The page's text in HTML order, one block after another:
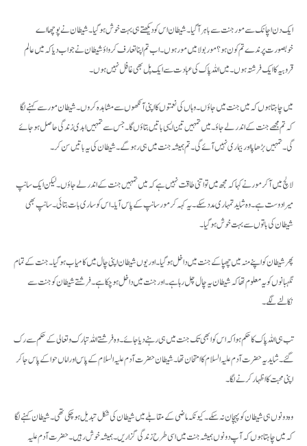
ایک دن اچانک سے مور جنت سے باہر آگیا۔ شیطان اس کو دیکھتے ہی بہت خوش ہو گیا۔ شیطان نے پوچھا اے
خوبصورت پرندے تم کون ہو؟ مور بولا میں مور ہوں۔ اب تم اپنا تعارف کرواؤ شیطان نے جواب دیا کہ میں عالم
قروبیہ کا ایک فرشتہ ہوں۔ میں اللہ پاک کی عبادت سے ایک پل بھی غافل نہیں ہوں۔
میں چاہتا ہوں کہ میں جنت میں جاؤں۔ وہاں کی نعمتوں کا اپنی آنکھوں سے مشاہدہ کروں۔ شیطان مور سےکہنے لگا
کہ تم مجھے جنت کے اندر لے جاؤ۔ میں تمہیں تین ایسی باتیں بتاؤں گا۔ جس سے تمہیں ابدی زندگی حاصل ہو جائے
گی۔ تمہیں بڑھاپا اور بیماری نہیں آئے گی۔ تم ہمیشہ جنت میں ہی رہو گے۔ شیطان کی یہ باتیں سن کر۔
لالچ میں آ کر مور نے کہا کہ مجھ میں تو اتنی طاقت نہیں ہے کہ میں تمہیں جنت کے اندر لے جاؤں۔ لیکن ایک سانپ
میرا دوست ہے۔ وہ شاید تمہاری مدد سکے۔ یہ کہہ کر مور سانپ کے پاس آیا۔ اس کو ساری بات بتائی۔ سانپ بھی
شیطان کی باتوں سے بہت خوش ہو گیا۔
پھر شیطان کو اپنے منہ میں چھپا کے جنت میں داخل ہو گیا۔ اور یوں شیطان اپنی چال میں کامیاب ہو گیا۔ جنت کے تمام
نگہبانوں کو یہ معلوم تھا کہ شیطان یہ چال چل رہا ہے۔ اور جنت میں داخل ہو چکا ہے۔ فرشتے شیطان کو جنت سے
نکالنے لگے۔
تب ہی اللہ پاک کا حکم ہوا کہ اس کو ابھی تک جنت میں ہی رہنے دیا جائے۔ وہ فرشتے اللہ تبارک و تعالی کے حکم سے رک
گئے۔ شاید یہ حضرت آدم علیہ السلام کا امتحان تھا۔ شیطان حضرت آدم علیہ السلام کے پاس اور اماں حوا کے پاس جا کر
اپنی محبت کا اظہار کرنے لگا۔
وہ دونوں ہی شیطان کو پہچان نہ سکے۔ کیونکہ ماضی کے مقابلے میں شیطان کی شکل تبدیل ہو چکی تھی۔ شیطان کہنے لگا
کہ میں چاہتا ہوں کہ آپ دونوں ہمیشہ جنت میں اسی طرح زندگی گزاریں۔ ہمیشہ خوش رہیں۔ حضرت آدم علیہ